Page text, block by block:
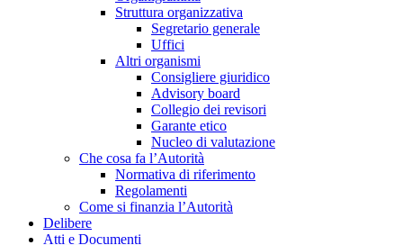
Struttura organizzativa
Segretario generale
Uffici
Altri organismi
Consigliere giuridico
Advisory board
Collegio dei revisori
Garante etico
Nucleo di valutazione
Che cosa fa l’Autorità
Normativa di riferimento
Regolamenti
Come si finanzia l’Autorità
Delibere
Atti e Documenti